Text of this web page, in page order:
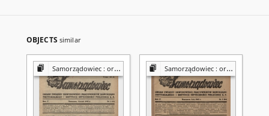
OBJECTS similar
Samorządowiec : organ Związku Zawodowego Pracowników Samorządu Terytorialnego i Użyteczności Publicznej w Polsce Samorządowiec : organ Związku Zawodowego Pracowników Samorządu Terytorialnego i Użyteczności Publicznej w Polsce